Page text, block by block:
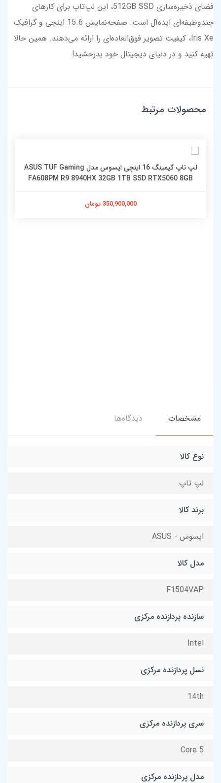
فضای ذخیره‌سازی 512GB SSD، این لپ‌تاپ برای کارهای
چندوظیفه‌ای ایده‌آل است. صفحه‌نمایش 15.6 اینچی و گرافیک
Iris Xe، کیفیت تصویر فوق‌العاده‌ای را ارائه می‌دهند. همین حالا
تهیه کنید و در دنیای دیجیتال خود بدرخشید!
محصولات مرتبط
لپ تاپ گیمینگ 16 اینچی ایسوس مدل ASUS TUF Gaming
FA608PM R9 8940HX 32GB 1TB SSD RTX5060 8GB
350,900,000 تومان
مشخصات دیدگاه‌ها
نوع کالا
لپ تاپ
برند کالا
ایسوس - ASUS
مدل کالا
F1504VAP
سازنده پردازنده مرکزی
Intel
نسل پردازنده مرکزی
14th
سری پردازنده مرکزی
Core 5
مدل پردازنده مرکزی